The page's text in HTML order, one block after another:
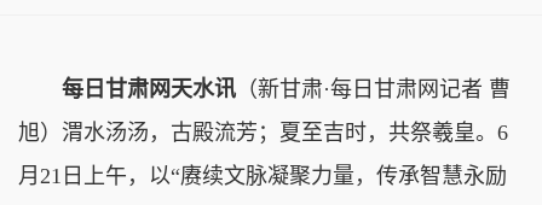
每日甘肃网天水讯 （新甘肃·每日甘肃网记者 曹
旭）渭水汤汤，古殿流芳；夏至吉时，共祭羲皇。6
月21日上午，以“赓续文脉凝聚力量，传承智慧永励